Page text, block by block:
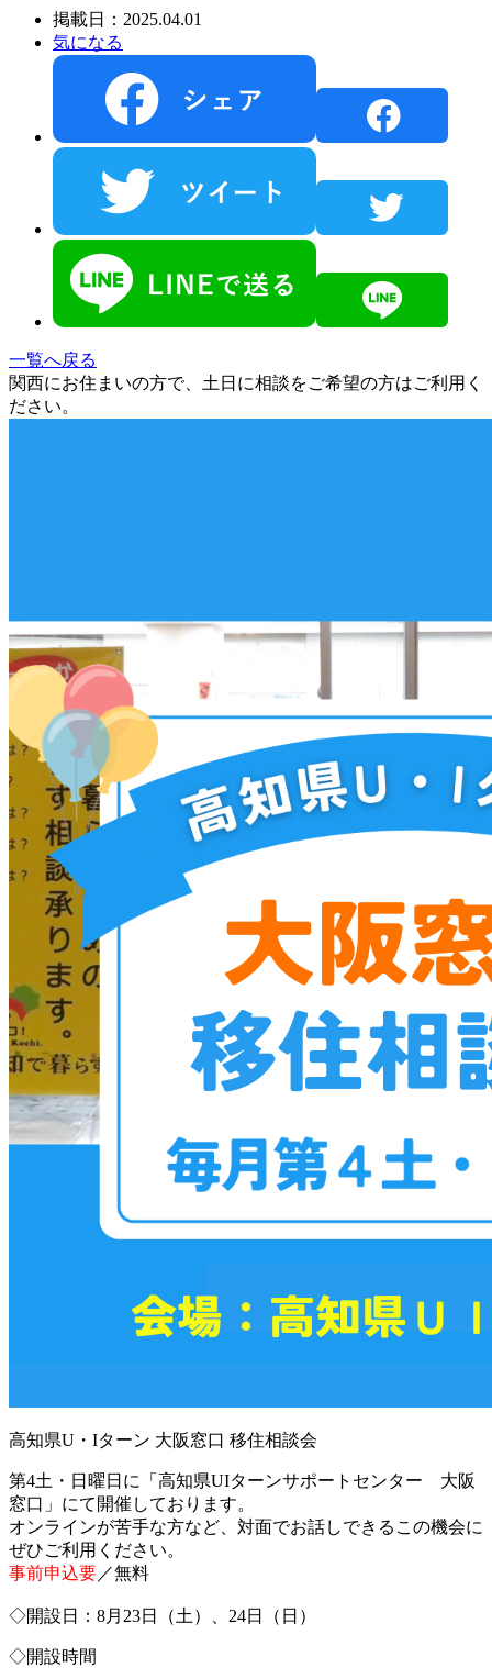
掲載日：2025.04.01
気になる
一覧へ戻る
関西にお住まいの方で、土日に相談をご希望の方はご利用く
ださい。
高知県U・Iターン 大阪窓口 移住相談会
第4土・日曜日に「高知県UIターンサポートセンター 大阪
窓口」にて開催しております。
オンラインが苦手な方など、対面でお話しできるこの機会に
ぜひご利用ください。
事前申込要／無料
◇開設日：8月23日（土）、24日（日）
◇開設時間